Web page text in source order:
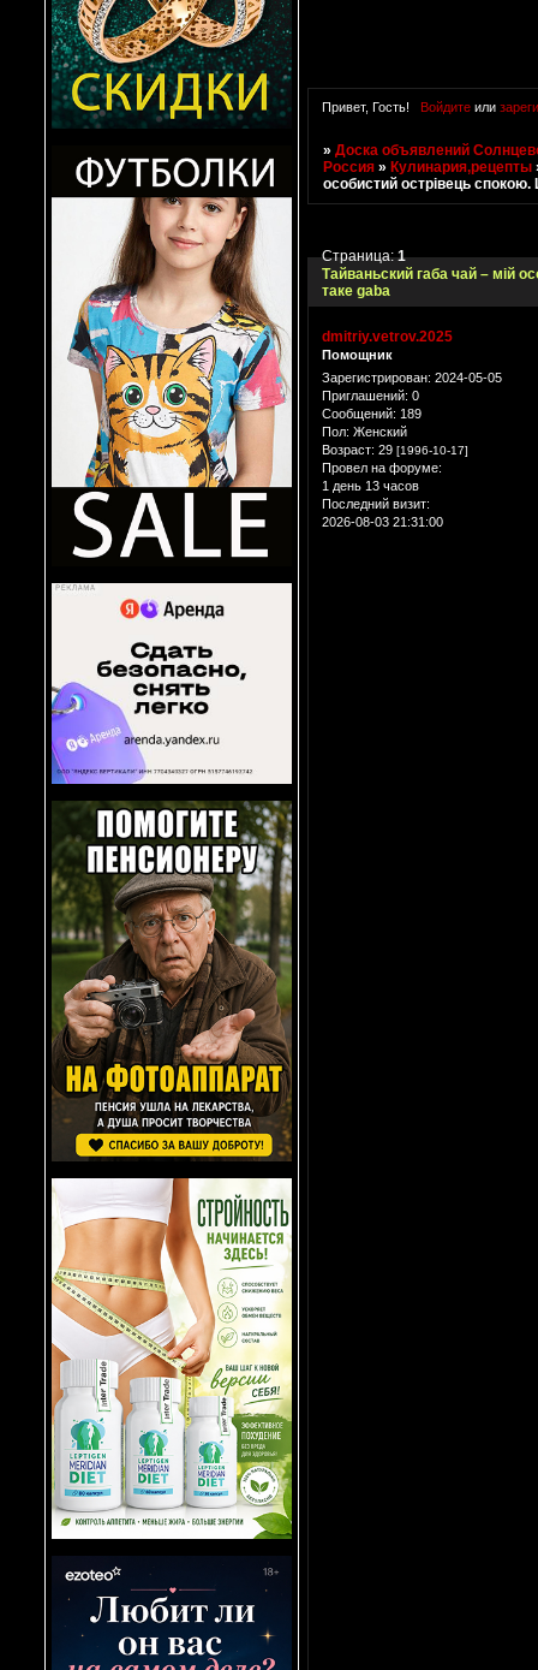
Привет, Гость! Войдитеили
»Доска объявлений
Россия »Кулинария,рецепты
особистий острівець
Тайваньский габа чай – мій
таке gaba
Страница:1
dmitriy.vetrov.2025
Помощник
Зарегистрирован: 2024-05-05
Приглашений: 0
Сообщений: 189
Пол: Женский
Возраст: 29 [1996-10-17]
Провел на форуме:
1 день 13 часов
Последний визит:
2026-08-03 21:31:00